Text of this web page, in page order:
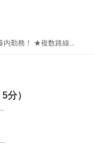
内勤務！ ★複数路線...
分）